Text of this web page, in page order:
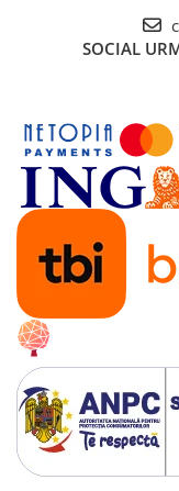
SOCIAL